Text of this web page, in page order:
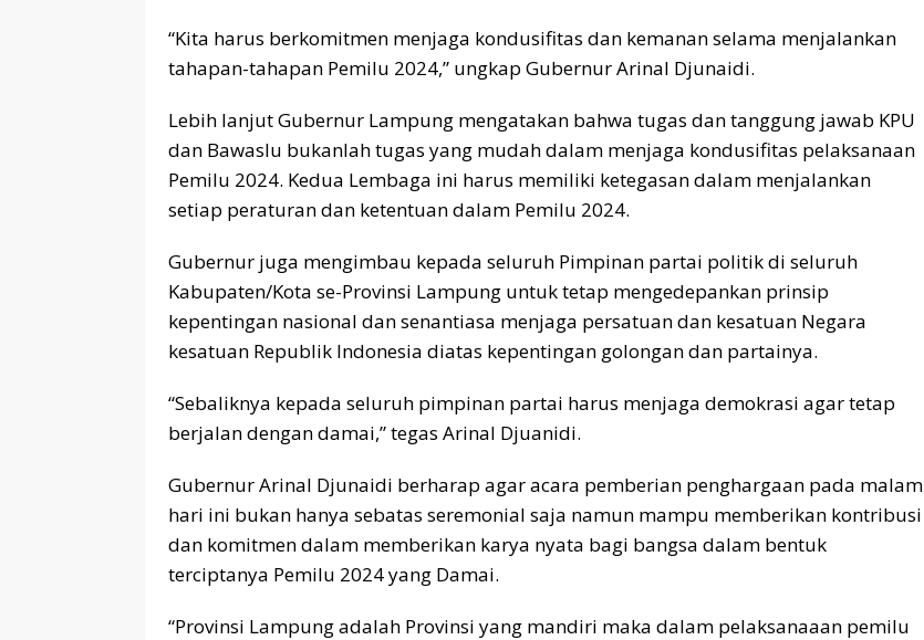
“Kita harus berkomitmen menjaga kondusifitas dan kemanan selama menjalankan
tahapan-tahapan Pemilu 2024,” ungkap Gubernur Arinal Djunaidi.
Lebih lanjut Gubernur Lampung mengatakan bahwa tugas dan tanggung jawab KPU
dan Bawaslu bukanlah tugas yang mudah dalam menjaga kondusifitas pelaksanaan
Pemilu 2024. Kedua Lembaga ini harus memiliki ketegasan dalam menjalankan
setiap peraturan dan ketentuan dalam Pemilu 2024.
Gubernur juga mengimbau kepada seluruh Pimpinan partai politik di seluruh
Kabupaten/Kota se-Provinsi Lampung untuk tetap mengedepankan prinsip
kepentingan nasional dan senantiasa menjaga persatuan dan kesatuan Negara
kesatuan Republik Indonesia diatas kepentingan golongan dan partainya.
“Sebaliknya kepada seluruh pimpinan partai harus menjaga demokrasi agar tetap
berjalan dengan damai,” tegas Arinal Djuanidi.
Gubernur Arinal Djunaidi berharap agar acara pemberian penghargaan pada malam
hari ini bukan hanya sebatas seremonial saja namun mampu memberikan kontribusi
dan komitmen dalam memberikan karya nyata bagi bangsa dalam bentuk
terciptanya Pemilu 2024 yang Damai.
“Provinsi Lampung adalah Provinsi yang mandiri maka dalam pelaksanaaan pemilu